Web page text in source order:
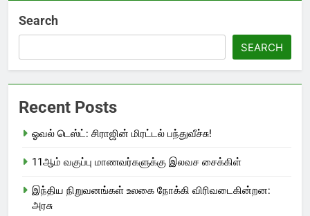
Search
SEARCH
Recent Posts
ஓவல் டெஸ்ட்: சிராஜின் மிரட்டல் பந்துவீச்சு!
11ஆம் வகுப்பு மாணவர்களுக்கு இலவச சைக்கிள்
இந்திய நிறுவனங்கள் உலகை நோக்கி விரிவடைகின்றன:
அரசு